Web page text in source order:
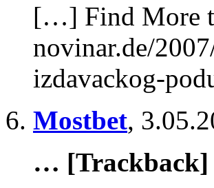
[…] Find More
novinar.de/
izdavackog-
Mostbet,
… [Trackback]